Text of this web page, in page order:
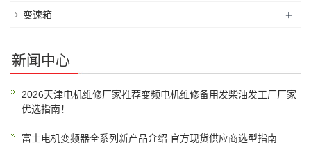
变速箱 +
新闻中心
2026天津电机维修厂家推荐变频电机维修备用发柴油发工厂厂家
优选指南！
富士电机变频器全系列新产品介绍 官方现货供应商选型指南